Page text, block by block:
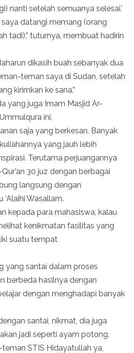
nanti setelah semuanya selesai.’
datangi memang (orang
tadi),” tuturnya, membuat hadirin
dikasih buah sebanyak dua
teman saya di Sudan, setelah
kirimkan ke sana,”
yang juga Imam Masjid Ar-
ini.
saja yang berkesan. Banyak
yang jauh lebih
Terutama perjuangannya
30 juz dengan berbagai
langsung dengan
‘Alaihi Wasallam.
kepada para mahasiswa, kalau
kenikmatan fasilitas yang
suatu tempat
yang santai dalam proses
berbeda hasilnya dengan
dengan menghadapi banyak
santai, nikmat, dia juga
jadi seperti ayam potong.
STIS Hidayatullah ya,